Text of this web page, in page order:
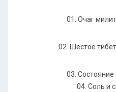
01. Очаг
02. Шестое
03.
04. Соль и